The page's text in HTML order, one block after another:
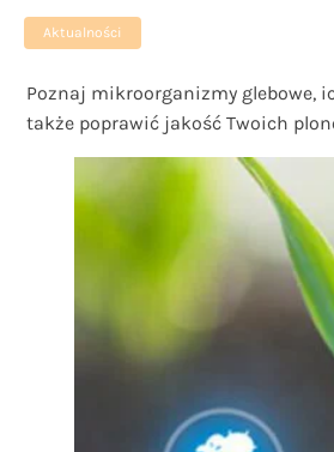
Aktualności
Poznaj mikroorganizmy glebowe,
także poprawić jakość Twoich